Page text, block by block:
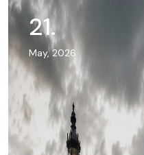
21.
May, 2026